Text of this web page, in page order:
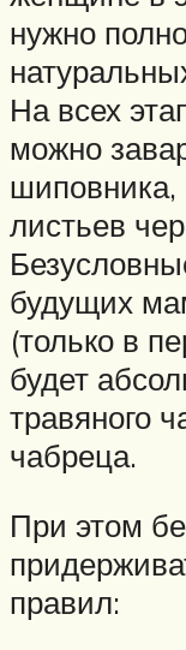
нужно
На всех
можно
листьев
будущих
(только в
будет
травяного
чабреца.
При этом
правил: